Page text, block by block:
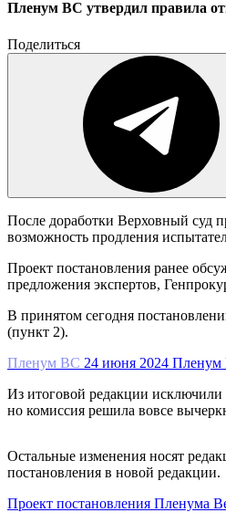
Пленум ВС утвердил правила
Поделиться
После доработки Верховный суд
возможность продления
Проект постановления ранее
предложения экспертов,
В принятом сегодня
(пункт 2).
Пленум ВС 24 июня 2024 Пленум
Из итоговой редакции исключили
но комиссия решила вовсе
Остальные изменения носят
постановления в новой редакции.
Проект постановления Пленума